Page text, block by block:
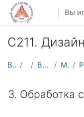
Перейти к основному
Вы
C211.
В начало Курсы Весенний семестр Магистратура
3. Обработка